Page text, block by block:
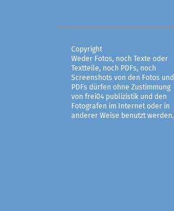
Copyright
Weder Fotos, noch Texte oder
Textteile, noch PDFs, noch
Screenshots von den Fotos und
PDFs dürfen ohne Zustimmung
von frei04 publizistik und den
Fotografen im Internet oder in
anderer Weise benutzt werden.